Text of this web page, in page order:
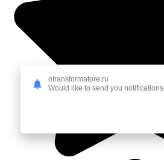
otransformatore.ru
Would like to send you notifications